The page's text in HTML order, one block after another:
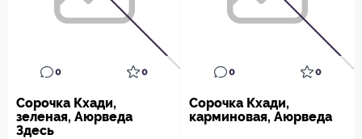
0 0
Сорочка Кхади,
зеленая, Аюрведа
Здесь
0 0
Сорочка Кхади,
карминовая, Аюрведа